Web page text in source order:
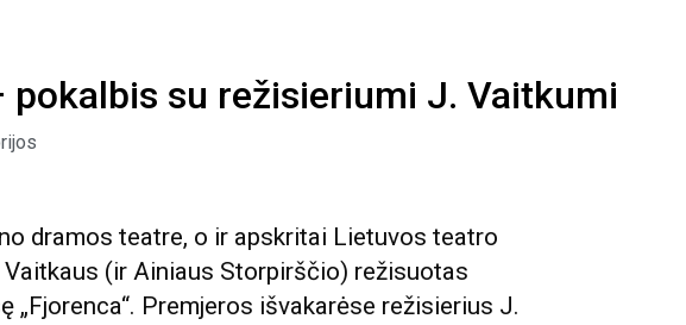
pokalbis su režisieriumi J. Vaitkumi
o dramos teatre, o ir apskritai Lietuvos teatro
(ir Ainiaus Storpirščio) režisuotas
„Fjorenca“. Premjeros išvakarėse režisierius J.